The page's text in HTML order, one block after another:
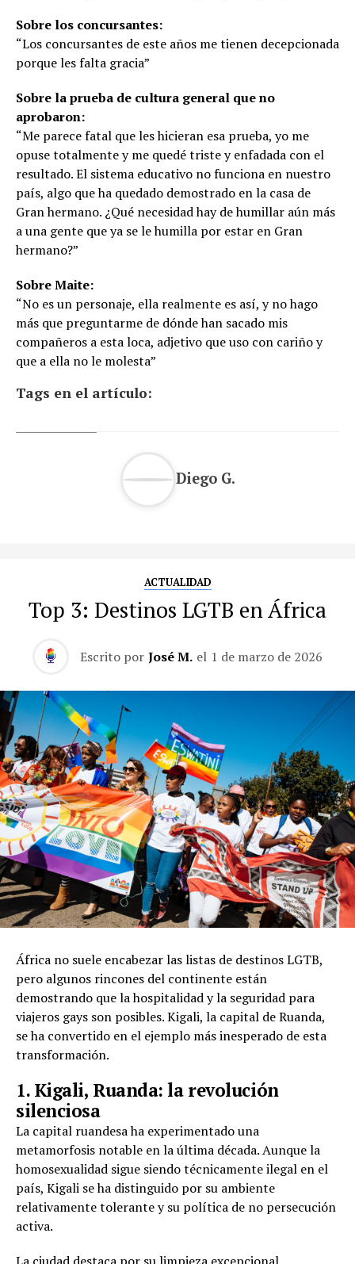
Sobre los concursantes:
“Los concursantes de este años me tienen decepcionada
porque les falta gracia”
Sobre la prueba de cultura general que no
aprobaron:
“Me parece fatal que les hicieran esa prueba, yo me
opuse totalmente y me quedé triste y enfadada con el
resultado. El sistema educativo no funciona en nuestro
país, algo que ha quedado demostrado en la casa de
Gran hermano. ¿Qué necesidad hay de humillar aún más
a una gente que ya se le humilla por estar en Gran
hermano?”
Sobre Maite:
“No es un personaje, ella realmente es así, y no hago
más que preguntarme de dónde han sacado mis
compañeros a esta loca, adjetivo que uso con cariño y
que a ella no le molesta”
Tags en el artículo:
Diego G.
ACTUALIDAD
Top 3: Destinos LGTB en África
Escrito por José M. el 1 de marzo de 2026
África no suele encabezar las listas de destinos LGTB,
pero algunos rincones del continente están
demostrando que la hospitalidad y la seguridad para
viajeros gays son posibles. Kigali, la capital de Ruanda,
se ha convertido en el ejemplo más inesperado de esta
transformación.
1. Kigali, Ruanda: la revolución
silenciosa
La capital ruandesa ha experimentado una
metamorfosis notable en la última década. Aunque la
homosexualidad sigue siendo técnicamente ilegal en el
país, Kigali se ha distinguido por su ambiente
relativamente tolerante y su política de no persecución
activa.